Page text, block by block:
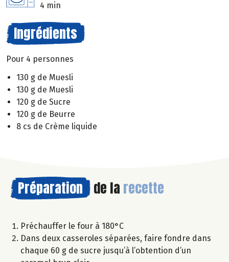
4 min
Ingrédients
Pour 4 personnes
130 g de Muesli
130 g de Muesli
120 g de Sucre
120 g de Beurre
8 cs de Crème liquide
Préparation de la recette
Préchauffer le four à 180°C
Dans deux casseroles séparées, faire fondre dans
chaque 60 g de sucre jusqu’à l’obtention d’un